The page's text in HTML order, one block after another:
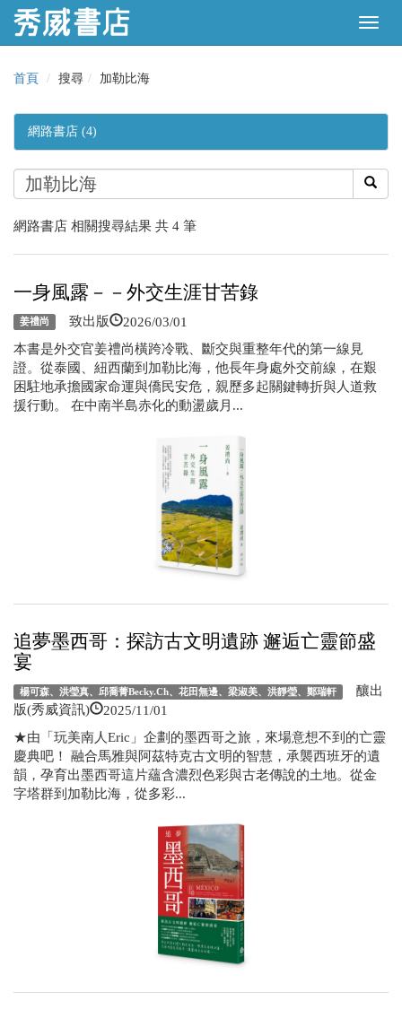
首頁 搜尋 加勒比海
網路書店 (4)
網路書店 相關搜尋結果 共 4 筆
一身風露－－外交生涯甘苦錄
姜禮尚 致出版 2026/03/01
本書是外交官姜禮尚橫跨冷戰、斷交與重整年代的第一線見
證。從泰國、紐西蘭到加勒比海，他長年身處外交前線，在艱
困駐地承擔國家命運與僑民安危，親歷多起關鍵轉折與人道救
援行動。 在中南半島赤化的動盪歲月...
追夢墨西哥：探訪古文明遺跡 邂逅亡靈節盛
宴
楊可森、洪瑩真、邱喬菁Becky.Ch、花田無邊、梁淑美、洪靜瑩、鄭瑞軒 釀出
版(秀威資訊)
2025/11/01
★由「玩美南人Eric」企劃的墨西哥之旅，來場意想不到的亡靈
慶典吧！ 融合馬雅與阿茲特克古文明的智慧，承襲西班牙的遺
韻，孕育出墨西哥這片蘊含濃烈色彩與古老傳說的土地。從金
字塔群到加勒比海，從多彩...